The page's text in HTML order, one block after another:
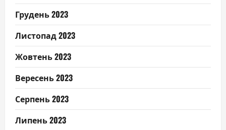
Грудень 2023
Листопад 2023
Жовтень 2023
Вересень 2023
Серпень 2023
Липень 2023